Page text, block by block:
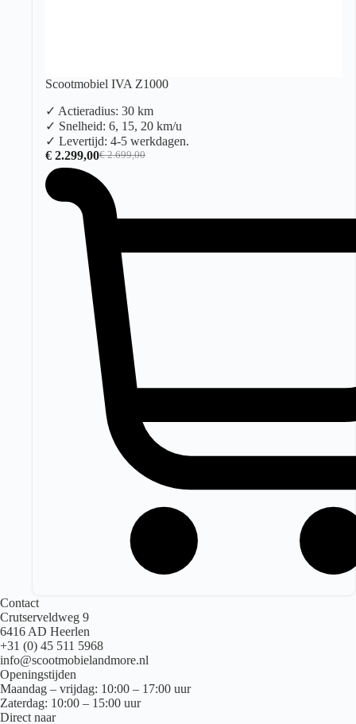
Scootmobiel IVA Z1000
✓ Actieradius: 30 km
✓ Snelheid: 6, 15, 20 km/u
✓ Levertijd: 4-5 werkdagen.
€2.699,00
Oorspronkelijke
prijs
was:
€ 2.699,00.
€ 2.299,00Huidige
prijs
is:
€ 2.299,00.
Contact
Crutserveldweg 9
6416 AD Heerlen
+31 (0) 45 511 5968
info@scootmobielandmore.nl
Openingstijden
Maandag – vrijdag: 10:00 – 17:00 uur
Zaterdag: 10:00 – 15:00 uur
Direct naar